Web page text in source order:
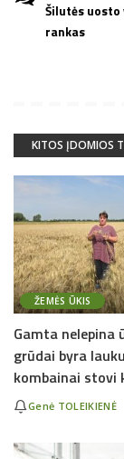
Šilutės
rankas
KITOS ĮDOMIOS
ŽEMĖS ŪKIS
Gamta nelepina
grūdai byra
kombainai stovi
Genė TOLEIKIENĖ